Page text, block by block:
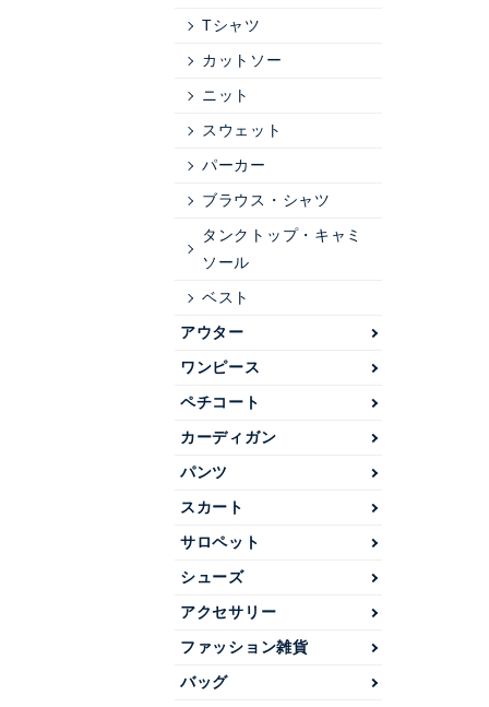
Tシャツ
カットソー
ニット
スウェット
パーカー
ブラウス・シャツ
タンクトップ・キャミ
ソール
ベスト
アウター
ワンピース
ペチコート
カーディガン
パンツ
スカート
サロペット
シューズ
アクセサリー
ファッション雑貨
バッグ